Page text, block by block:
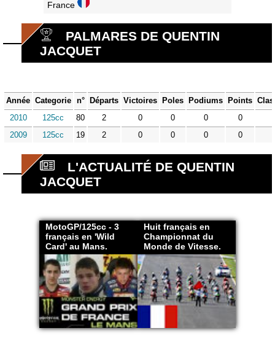
France
PALMARES DE QUENTIN
JACQUET
Année Categorie n° Départs Victoires Poles Podiums Points
2010
125cc 80 2 0 0 0
0
2009
125cc 19 2 0 0 0 0
L'ACTUALITÉ DE QUENTIN
JACQUET
MotoGP/125cc - 3
français en 'Wild
Card' au Mans.
Huit français en
Championnat du
Monde de Vitesse.